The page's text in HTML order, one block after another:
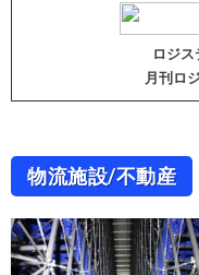
ロジ
月刊ロ
物流施設/不動産